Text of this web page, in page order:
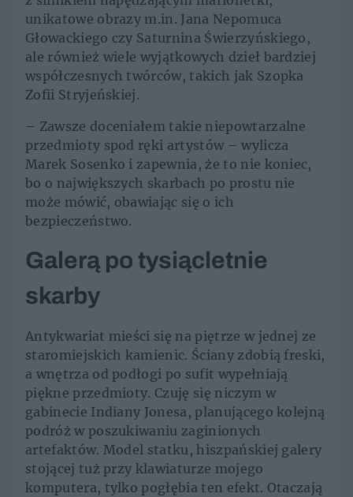
unikatowe obrazy m.in. Jana Nepomuca
Głowackiego czy Saturnina Świerzyńskiego,
ale również wiele wyjątkowych dzieł bardziej
współczesnych twórców, takich jak Szopka
Zofii Stryjeńskiej.
– Zawsze doceniałem takie niepowtarzalne
przedmioty spod ręki artystów – wylicza
Marek Sosenko i zapewnia, że to nie koniec,
bo o największych skarbach po prostu nie
może mówić, obawiając się o ich
bezpieczeństwo.
Galerą po tysiącletnie
skarby
Antykwariat mieści się na piętrze w jednej ze
staromiejskich kamienic. Ściany zdobią freski,
a wnętrza od podłogi po sufit wypełniają
piękne przedmioty. Czuję się niczym w
gabinecie Indiany Jonesa, planującego kolejną
podróż w poszukiwaniu zaginionych
artefaktów. Model statku, hiszpańskiej galery
stojącej tuż przy klawiaturze mojego
komputera, tylko pogłębia ten efekt. Otaczają